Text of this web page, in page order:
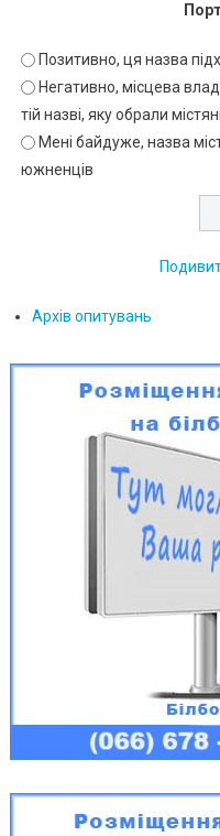
Позитивно, ця назва
Негативно, місцева
тій назві, яку обрали
Мені байдуже, назва
южненців
Архів опитувань